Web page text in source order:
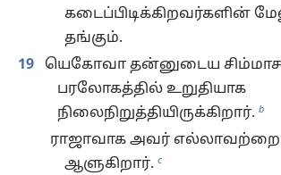
கடைப்பிடிக்கிறவர்களின்
தங்கும்.
19
யெகோவா தன்னுடைய
பரலோகத்தில் உறுதியாக
நிலைநிறுத்தியிருக்கிறார். b
ராஜாவாக அவர்
ஆளுகிறார். c